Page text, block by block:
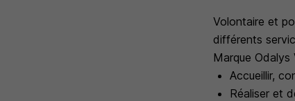
Volontaire et
différents
Marque Odalys
Accueillir,
Réaliser et